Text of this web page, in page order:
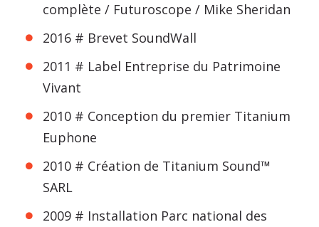
complète / Futuroscope / Mike Sheridan
2016 # Brevet SoundWall
2011 # Label Entreprise du Patrimoine
Vivant
2010 # Conception du premier Titanium
Euphone
2010 # Création de Titanium Sound™
SARL
2009 # Installation Parc national des